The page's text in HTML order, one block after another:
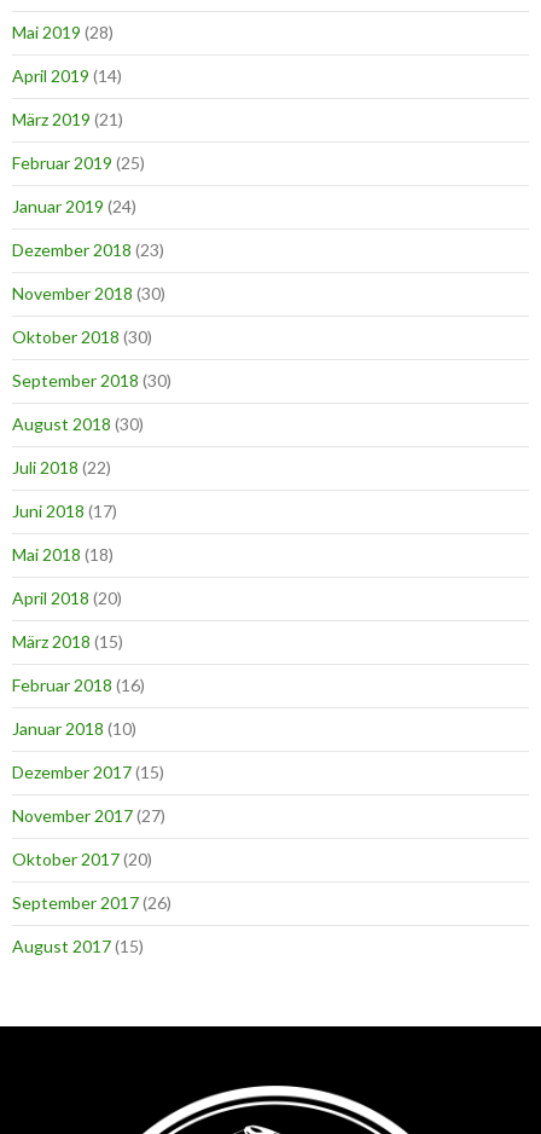
Mai 2019 (28)
April 2019 (14)
März 2019 (21)
Februar 2019 (25)
Januar 2019 (24)
Dezember 2018 (23)
November 2018 (30)
Oktober 2018 (30)
September 2018 (30)
August 2018 (30)
Juli 2018 (22)
Juni 2018 (17)
Mai 2018 (18)
April 2018 (20)
März 2018 (15)
Februar 2018 (16)
Januar 2018 (10)
Dezember 2017(15)
November 2017(27)
Oktober 2017(20)
September 2017(26)
August 2017(15)